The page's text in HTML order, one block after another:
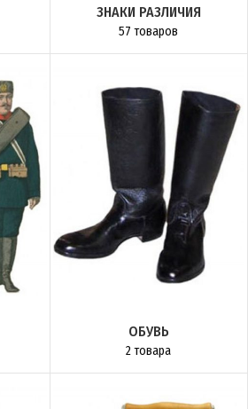
ЗНАКИ РАЗЛИЧИЯ
57 товаров
ОБУВЬ
2 товара